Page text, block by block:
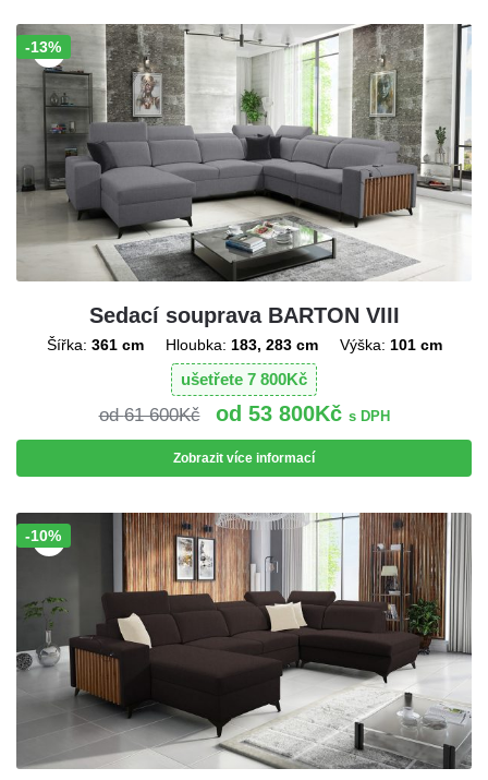
Sleva!
-13%
Sedací souprava BARTON VIII
Šířka: 361 cm Hloubka: 183, 283 cm Výška: 101 cm
ušetřete 7 800Kč
61 600Kč 53 800Kč s DPH
Zobrazit více informací
Sleva!
-10%